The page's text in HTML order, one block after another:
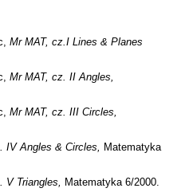
Mr MAT, cz.I Lines & Planes
Mr MAT, cz. II Angles,
Mr MAT, cz. III Circles,
IV Angles & Circles, Matematyka
V Triangles, Matematyka 6/2000.